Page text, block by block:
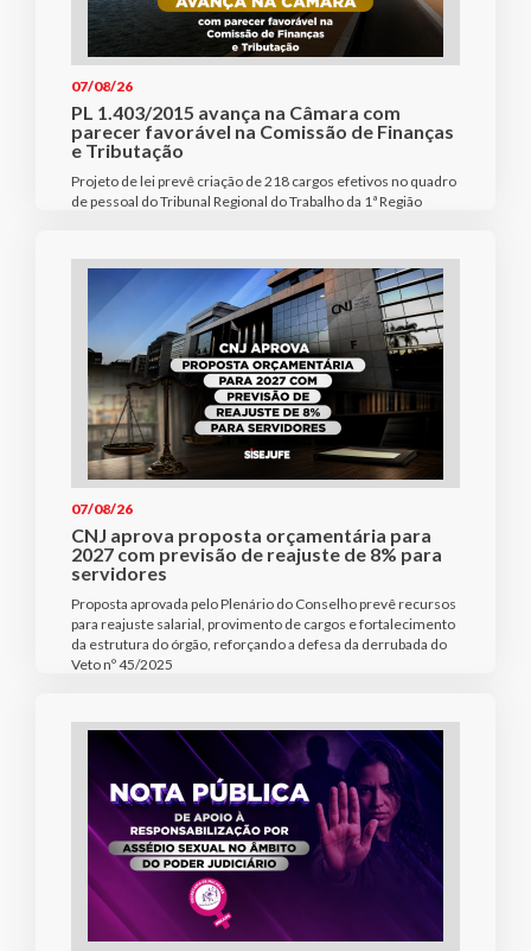
07/08/26
PL 1.403/2015 avança na Câmara com
parecer favorável na Comissão de Finanças
e Tributação
Projeto de lei prevê criação de 218 cargos efetivos no quadro
de pessoal do Tribunal Regional do Trabalho da 1ª Região
07/08/26
CNJ aprova proposta orçamentária para
2027 com previsão de reajuste de 8% para
servidores
Proposta aprovada pelo Plenário do Conselho prevê recursos
para reajuste salarial, provimento de cargos e fortalecimento
da estrutura do órgão, reforçando a defesa da derrubada do
Veto nº 45/2025